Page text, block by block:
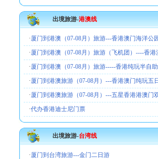
出境旅游-港澳线
·厦门到港澳（07-08月）旅游---香港澳门海洋
·厦门到港澳（07-08月）旅游（飞机团）----香
·厦门到港澳（07-08月）旅游-----香港纯玩半自
·厦门到港澳旅游（07-08月）---香港澳门纯玩
·厦门到港澳旅游（07-08月）---五星香港港澳门
·代办香港迪士尼门票
出境旅游-台湾线
·厦门到台湾旅游---金门二日游